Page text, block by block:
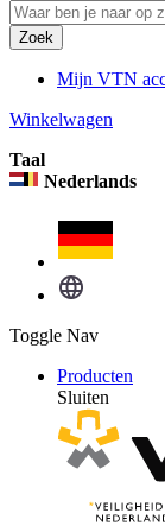
Zoek
Mijn VTN
Winkelwagen
Taal
Nederlands
Toggle Nav
Producten
Sluiten